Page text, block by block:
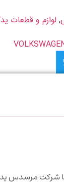
, لوازم و قطعات
با شرکت مرسدس